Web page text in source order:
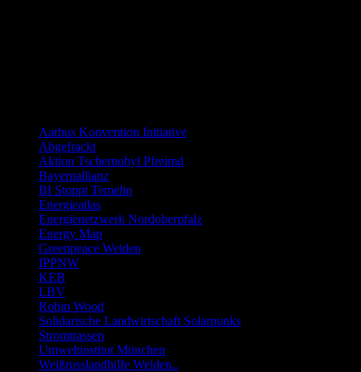
Aarhus Konvention Initiative
Abgefrackt
Aktion Tschernobyl Pfreimd
Bayernallianz
BI Stoppt Temelin
Energieatlas
Energienetzwerk Nordoberpfalz
Energy Map
Greenpeace Weiden
IPPNW
KEB
LBV
Robin Wood
Solidarische Landwirtschaft Solarpunks
Stromtrassen
Umweltinstitut München
Weißrusslandhilfe Weiden..